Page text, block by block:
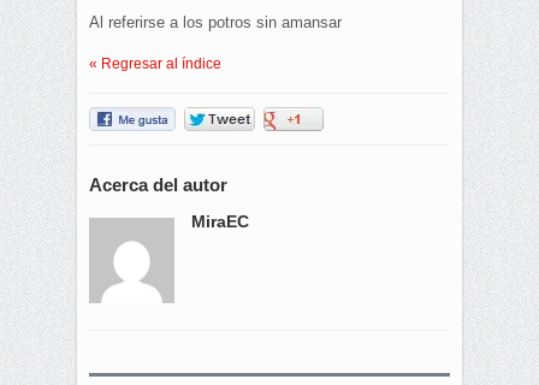
Al referirse a los potros sin amansar
« Regresar al índice
Acerca del autor
MiraEC